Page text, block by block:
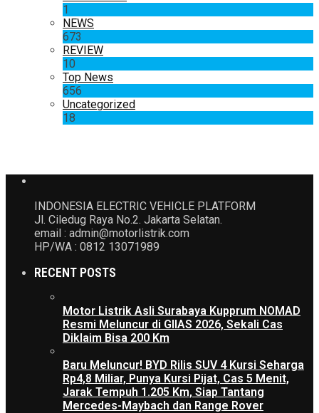
1
NEWS
673
REVIEW
10
Top News
656
Uncategorized
18
INDONESIA ELECTRIC VEHICLE PLATFORM
Jl. Ciledug Raya No.2. Jakarta Selatan.
email : admin@motorlistrik.com
HP/WA : 0812 13071989
RECENT POSTS
Motor Listrik Asli Surabaya Kupprum NOMAD
Resmi Meluncur di GIIAS 2026, Sekali Cas
Diklaim Bisa 200 Km
Baru Meluncur! BYD Rilis SUV 4 Kursi Seharga
Rp4,8 Miliar, Punya Kursi Pijat, Cas 5 Menit,
Jarak Tempuh 1.205 Km, Siap Tantang
Mercedes-Maybach dan Range Rover